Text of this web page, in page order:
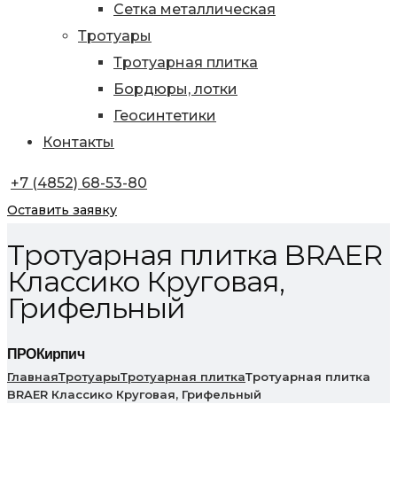
Сетка металлическая
Тротуары
Тротуарная плитка
Бордюры, лотки
Геосинтетики
Контакты
+7 (4852) 68-53-80
Оставить заявку
Тротуарная плитка BRAER
Классико Круговая,
Грифельный
ПРОКирпич
ГлавнаяТротуарыТротуарная плиткаТротуарная плитка
BRAER Классико Круговая, Грифельный